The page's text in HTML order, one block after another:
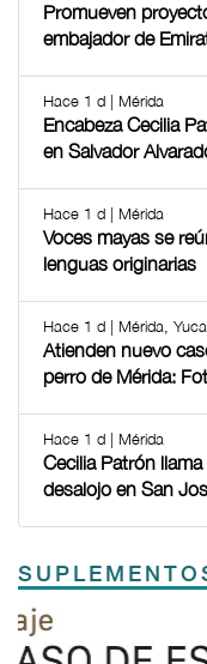
Promueven
embajador de
Hace 1 d | Mérida
Encabeza Cecilia
en Salvador
Hace 1 d | Mérida
Voces mayas se
lenguas originarias
Hace 1 d | Mérida,
Atienden nuevo
perro de Mérida:
Hace 1 d | Mérida
Cecilia Patrón
desalojo en San